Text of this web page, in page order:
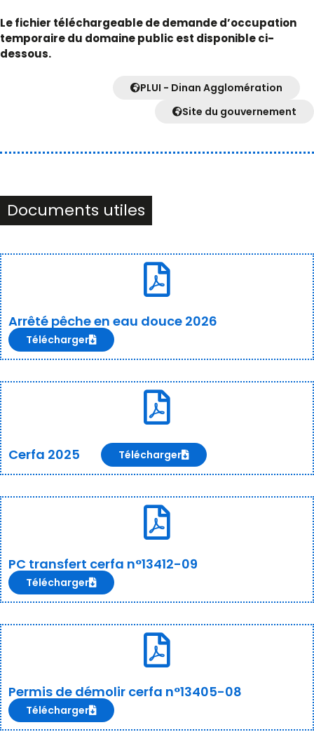
Le fichier téléchargeable de demande d’occupation
temporaire du domaine public est disponible ci-
dessous.
PLUI - Dinan Agglomération
Site du gouvernement
Documents utiles
Arrêté pêche en eau douce 2026
Télécharger
Cerfa 2025 Télécharger
PC transfert cerfa n°13412-09
Télécharger
Permis de démolir cerfa n°13405-08
Télécharger